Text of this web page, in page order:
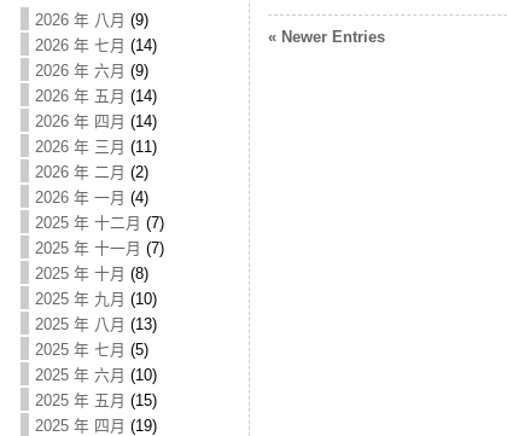
2026 年 八月 (9)
2026 年 七月 (14)
2026 年 六月 (9)
2026 年 五月 (14)
2026 年 四月 (14)
2026 年 三月 (11)
2026 年 二月 (2)
2026 年 一月 (4)
2025 年 十二月 (7)
2025 年 十一月 (7)
2025 年 十月 (8)
2025 年 九月 (10)
2025 年 八月 (13)
2025 年 七月 (5)
2025 年 六月 (10)
2025 年 五月 (15)
2025 年 四月 (19)
« Newer Entries